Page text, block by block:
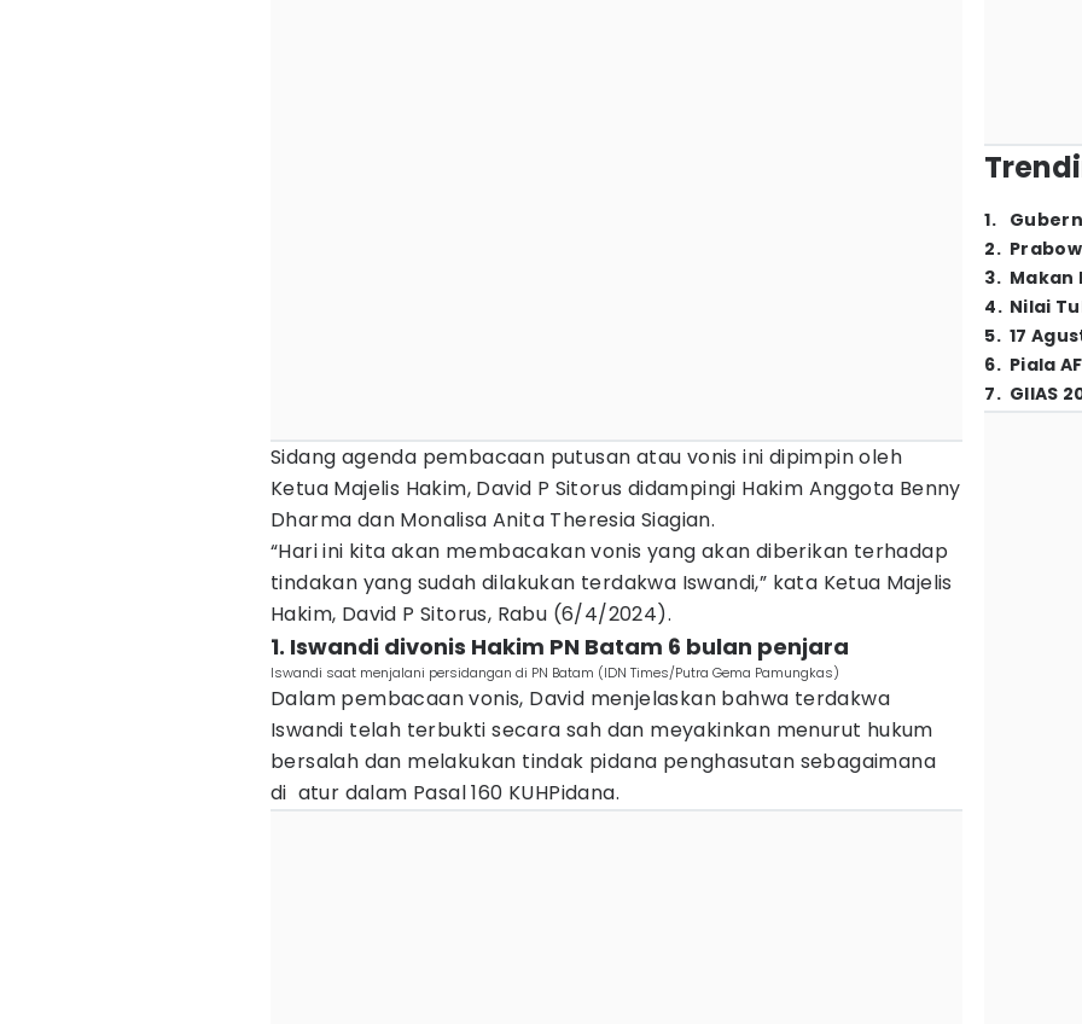
Sidang agenda pembacaan putusan atau vonis ini dipimpin oleh
Ketua Majelis Hakim, David P Sitorus didampingi Hakim Anggota Benny
Dharma dan Monalisa Anita Theresia Siagian.
“Hari ini kita akan membacakan vonis yang akan diberikan terhadap
tindakan yang sudah dilakukan terdakwa Iswandi,” kata Ketua Majelis
Hakim, David P Sitorus, Rabu (6/4/2024).
1. Iswandi divonis Hakim PN Batam 6 bulan penjara
Iswandi saat menjalani persidangan di PN Batam (IDN Times/Putra Gema Pamungkas)
Dalam pembacaan vonis, David menjelaskan bahwa terdakwa
Iswandi telah terbukti secara sah dan meyakinkan menurut hukum
bersalah dan melakukan tindak pidana penghasutan sebagaimana
di atur dalam Pasal 160 KUHPidana.
1.
2.
3. Makan
4. Nilai
5. 17
6. Piala
7. GIIAS